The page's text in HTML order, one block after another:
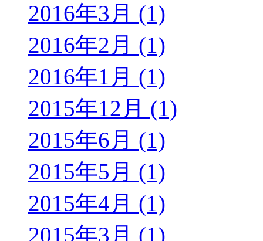
2016年3月 (1)
2016年2月 (1)
2016年1月 (1)
2015年12月 (1)
2015年6月 (1)
2015年5月 (1)
2015年4月 (1)
2015年3月 (1)